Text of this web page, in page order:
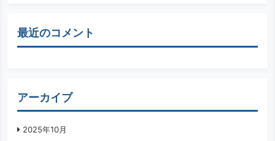
最近のコメント
アーカイブ
2025年10月